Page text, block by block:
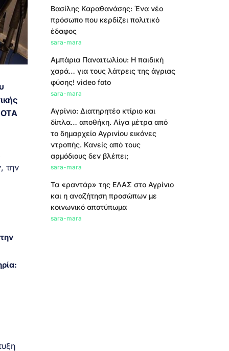
την
Βασίλης Καραθανάσης: Ένα νέο
πρόσωπο που κερδίζει πολιτικό
έδαφος
sara-mara
Αμπάρια Παναιτωλίου: Η παιδική
χαρά… για τους λάτρεις της άγριας
φύσης! video foto
sara-mara
Αγρίνιο: Διατηρητέο κτίριο και
δίπλα… αποθήκη. Λίγα μέτρα από
το δημαρχείο Αγρινίου εικόνες
ντροπής. Κανείς από τους
αρμόδιους δεν βλέπει;
sara-mara
Τα «ραντάρ» της ΕΛΑΣ στο Αγρίνιο
και η αναζήτηση προσώπων με
κοινωνικό αποτύπωμα
sara-mara